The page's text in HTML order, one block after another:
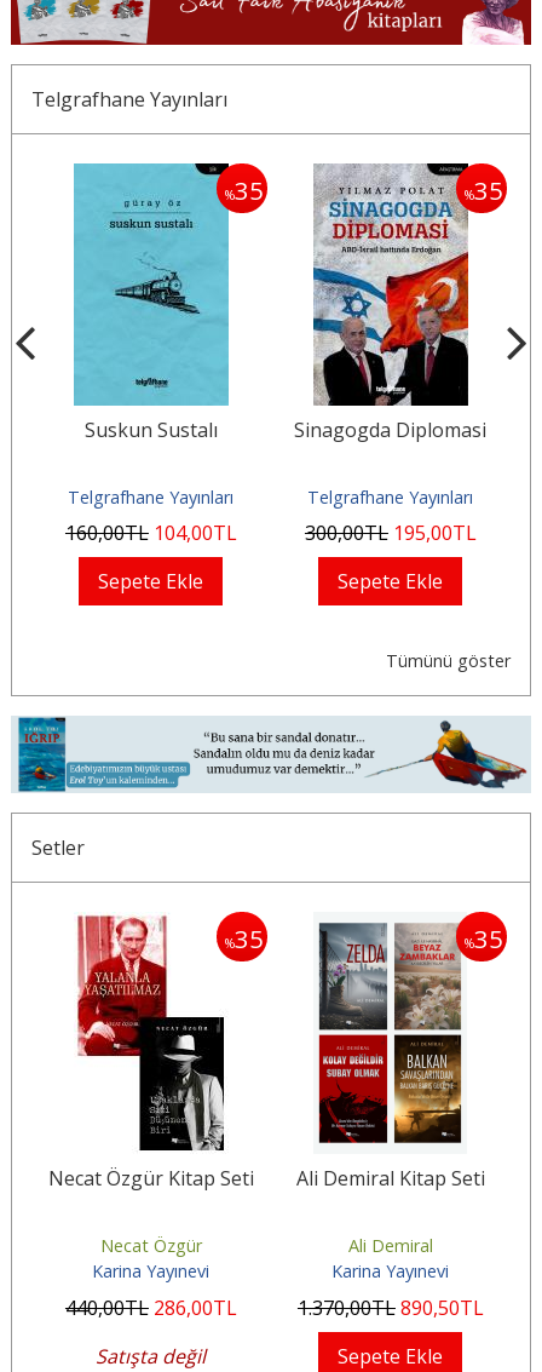
Telgrafhane Yayınları
%35
Suskun Sustalı
Telgrafhane Yayınları
160,00TL 104,00TL
Sepete Ekle
%35
Sinagogda Diplomasi
Telgrafhane Yayınları
300,00TL 195,00TL
Sepete Ekle
Tümünü göster
Setler
%35
Necat Özgür Kitap Seti
Necat Özgür
Karina Yayınevi
440,00TL 286,00TL
Satışta değil
%35
Ali Demiral Kitap Seti
Ali Demiral
Karina Yayınevi
1.370,00TL890,50TL
Sepete Ekle